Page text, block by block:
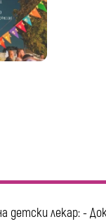
детски лекар: -